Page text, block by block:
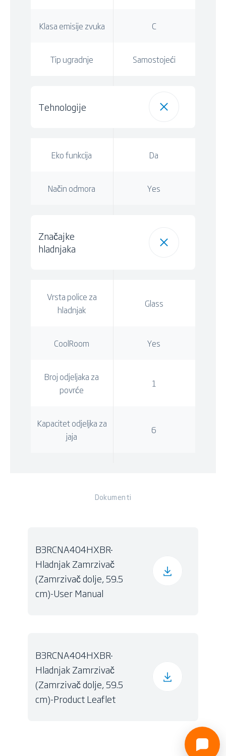
Klasa emisije zvuka C
Tip ugradnje Samostojeći
Tehnologije
Eko funkcija Da
Način odmora Yes
Značajke
hladnjaka
Vrsta police za
hladnjak
Glass
CoolRoom Yes
Broj odjeljaka za
povrće
1
Kapacitet odjeljka za
jaja
6
Dokumenti
B3RCNA404HXBR-
Hladnjak Zamrzivač
(Zamrzivač dolje, 59.5
cm)-User Manual
B3RCNA404HXBR-
Hladnjak Zamrzivač
(Zamrzivač dolje, 59.5
cm)-Product Leaflet